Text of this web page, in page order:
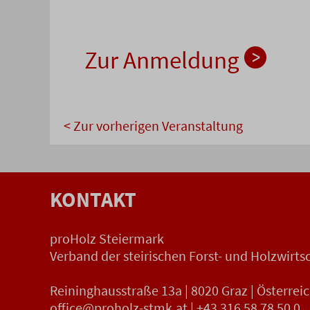
Zur Anmeldung
< Zur vorherigen Veranstaltung
KONTAKT
proHolz Steiermark
Verband der steirischen Forst- und
Reininghausstraße 13a | 8020 Graz |